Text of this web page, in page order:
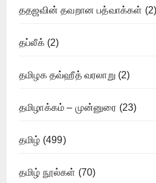
ததஜவின் தவறான பத்வாக்கள் (2)
தப்லீக்(2)
தமிழக தவ்ஹீத் வரலாறு (2)
தமிழாக்கம் – முன்னுரை (23)
தமிழ் (499)
தமிழ் நூல்கள் (70)